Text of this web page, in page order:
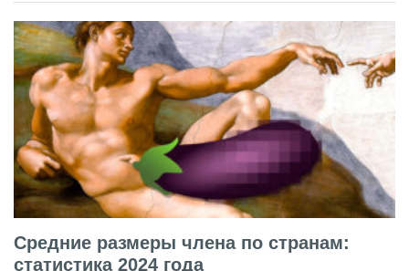
Средние размеры члена по странам:
статистика 2024 года